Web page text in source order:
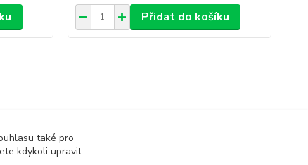
Přidat do košíku
také pro
kdykoli upravit